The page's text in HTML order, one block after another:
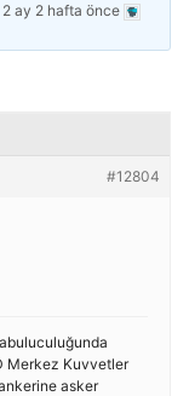
2 ay 2 hafta önce
#12804
Merkez Kuvvetler
asker